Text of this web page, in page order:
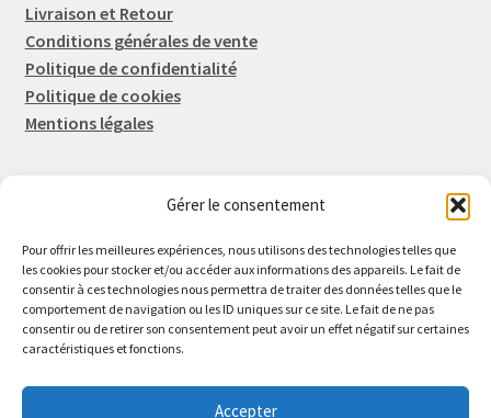
Gérer le consentement
Pour offrir les meilleures expériences, nous utilisons des technologies telles que
les cookies pour stocker et/ou accéder aux informations des appareils. Le fait de
consentir à ces technologies nous permettra de traiter des données telles que le
comportement de navigation ou les ID uniques sur ce site. Le fait de ne pas
consentir ou de retirer son consentement peut avoir un effet négatif sur certaines
caractéristiques et fonctions.
Accepter
Livraison et Retour
Conditions générales de vente
Politique de confidentialité
Politique de cookies
Mentions légales
Eric FORTIER EI
16 Rue de l'Espérance
14600 Honfleur
02 61 82 01 89